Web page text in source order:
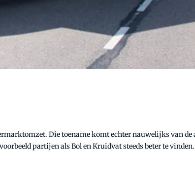
Die toename komt echter nauwelijks van de
partijen als Bol en Kruidvat steeds beter te